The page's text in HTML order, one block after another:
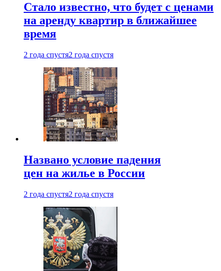
Стало известно, что будет с ценами
на аренду квартир в ближайшее
время
2 года спустя2 года спустя
Названо условие падения
цен на жилье в России
2 года спустя2 года спустя